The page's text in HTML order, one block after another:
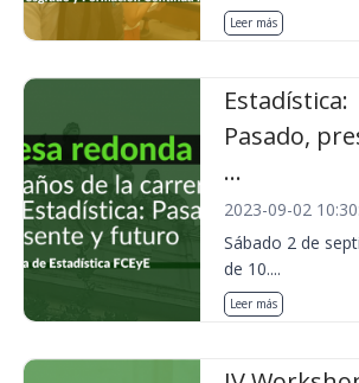
Leer más
Estadística:
Pasado,
...
2023-09-02
Sábado 2 de
de 10....
Leer más